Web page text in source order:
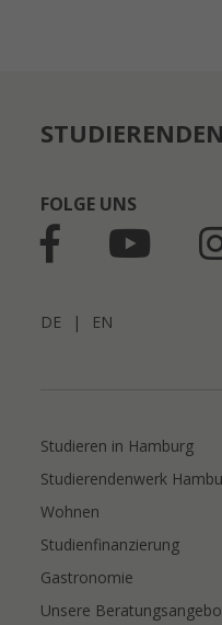
FOLGE UNS
DE | EN
Studieren in Hamburg
Studierendenwerk
Wohnen
Studienfinanzierung
Gastronomie
Unsere